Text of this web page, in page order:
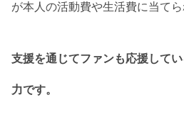
が本人の活動費や生活費に当てら
支援を通じてファンも応援して
力です。